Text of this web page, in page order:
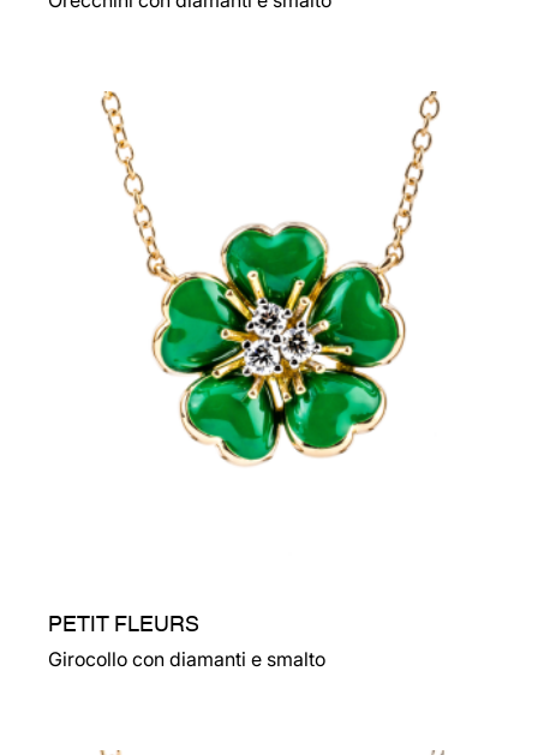
PETIT FLEURS
Girocollo con diamanti e smalto